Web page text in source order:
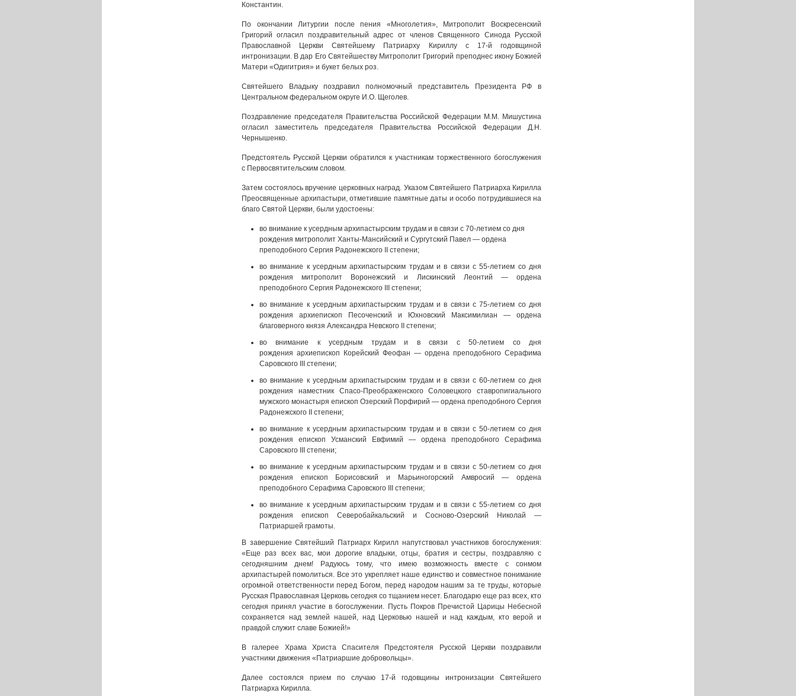
Константин.
По окончании Литургии после пения «Многолетия», Митрополит Воскресенский
Григорий огласил поздравительный адрес от членов Священного Синода Русской
Православной Церкви Святейшему Патриарху Кириллу с 17-й годовщиной
интронизации. В дар Его Святейшеству Митрополит Григорий преподнес икону Божией
Матери «Одигитрия» и букет белых роз.
Святейшего Владыку поздравил полномочный представитель Президента РФ в
Центральном федеральном округе И.О. Щеголев.
Поздравление председателя Правительства Российской Федерации М.М. Мишустина
огласил заместитель председателя Правительства Российской Федерации Д.Н.
Чернышенко.
Предстоятель Русской Церкви обратился к участникам торжественного богослужения
с Первосвятительским словом.
Затем состоялось вручение церковных наград. Указом Святейшего Патриарха Кирилла
Преосвященные архипастыри, отметившие памятные даты и особо потрудившиеся на
благо Святой Церкви, были удостоены:
во внимание к усердным архипастырским трудам и в связи с 70-летием со дня
рождения митрополит Ханты-Мансийский и Сургутский Павел — ордена
преподобного Сергия Радонежского II степени;
во внимание к усердным архипастырским трудам и в связи с 55-летием со дня
рождения митрополит Воронежский и Лискинский Леонтий — ордена
преподобного Сергия Радонежского III степени;
во внимание к усердным архипастырским трудам и в связи с 75-летием со дня
рождения архиепископ Песоченский и Юхновский Максимилиан — ордена
благоверного князя Александра Невского II степени;
во внимание к усердным трудам и в связи с 50-летием со дня
рождения архиепископ Корейский Феофан — ордена преподобного Серафима
Саровского III степени;
во внимание к усердным архипастырским трудам и в связи с 60-летием со дня
рождения наместник Спасо-Преображенского Соловецкого ставропигиального
мужского монастыря епископ Озерский Порфирий — ордена преподобного Сергия
Радонежского II степени;
во внимание к усердным архипастырским трудам и в связи с 50-летием со дня
рождения епископ Усманский Евфимий — ордена преподобного Серафима
Саровского III степени;
во внимание к усердным архипастырским трудам и в связи с 50-летием со дня
рождения епископ Борисовский и Марьиногорский Амвросий — ордена
преподобного Серафима Саровского III степени;
во внимание к усердным архипастырским трудам и в связи с 55-летием со дня
рождения епископ Северобайкальский и Сосново-Озерский Николай —
Патриаршей грамоты.
В завершение Святейший Патриарх Кирилл напутствовал участников богослужения:
«Еще раз всех вас, мои дорогие владыки, отцы, братия и сестры, поздравляю с
сегодняшним днем! Радуюсь тому, что имею возможность вместе с сонмом
архипастырей помолиться. Все это укрепляет наше единство и совместное понимание
огромной ответственности перед Богом, перед народом нашим за те труды, которые
Русская Православная Церковь сегодня со тщанием несет. Благодарю еще раз всех, кто
сегодня принял участие в богослужении. Пусть Покров Пречистой Царицы Небесной
сохраняется над землей нашей, над Церковью нашей и над каждым, кто верой и
правдой служит славе Божией!»
В галерее Храма Христа Спасителя Предстоятеля Русской Церкви поздравили
участники движения «Патриаршие добровольцы».
Далее состоялся прием по случаю 17-й годовщины интронизации Святейшего
Патриарха Кирилла.